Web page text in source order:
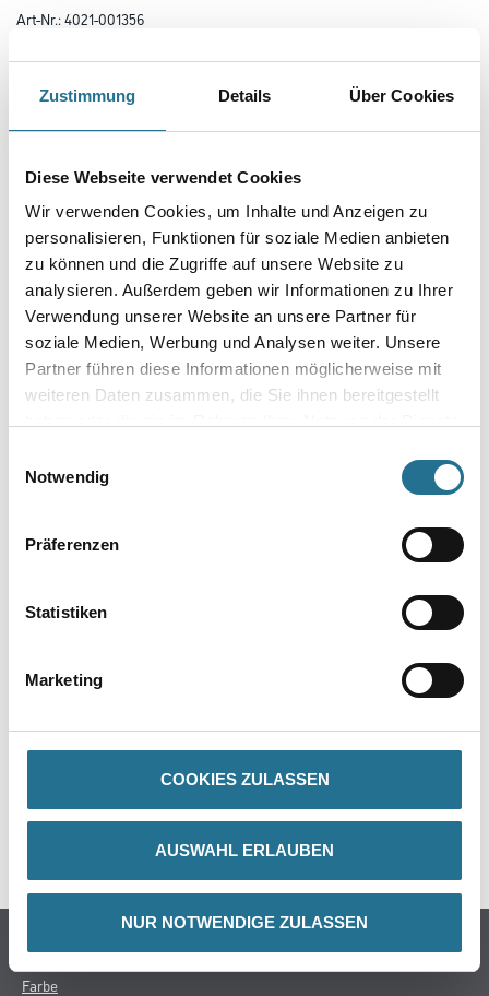
Zustimmung Details Über Cookies
Diese Webseite verwendet Cookies
Wir verwenden Cookies, um Inhalte und Anzeigen zu
personalisieren, Funktionen für soziale Medien anbieten
zu können und die Zugriffe auf unsere Website zu
analysieren. Außerdem geben wir Informationen zu Ihrer
Verwendung unserer Website an unsere Partner für
soziale Medien, Werbung und Analysen weiter. Unsere
Partner führen diese Informationen möglicherweise mit
weiteren Daten zusammen, die Sie ihnen bereitgestellt
Notwendig
Präferenzen
Statistiken
Marketing
COOKIES ZULASSEN
AUSWAHL ERLAUBEN
NUR NOTWENDIGE ZULASSEN
Art-Nr.:4021-001356
wird das Herausspritzen von flüssigem Material vermieden.
Ideal für flüssiges bis zähes Material wie Farben, Dispersionen, Lacke,
Lasuren, Beschichtungen, Kleister, Bitumen.
Durchmesser in millimeter
Umrechnungsfaktoren
PRODUKTEIGENSCHAFTEN
ZUSATZINFOS
SPEZIFIKATIONEN
Online-Shop
Farbe